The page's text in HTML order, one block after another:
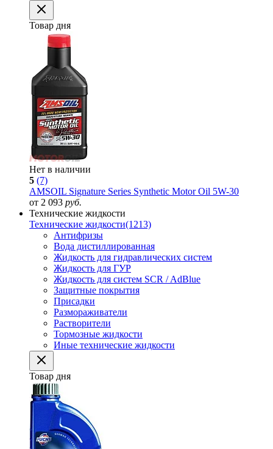
Товар дня
Нет в наличии
5 (7)
AMSOIL Signature Series Synthetic Motor Oil 5W-30
от 2 093 руб.
Технические жидкости
Технические жидкости(1213)
Антифризы
Вода дистиллированная
Жидкость для гидравлических систем
Жидкость для ГУР
Жидкость для систем SCR / AdBlue
Защитные покрытия
Присадки
Размораживатели
Растворители
Тормозные жидкости
Иные технические жидкости
Товар дня